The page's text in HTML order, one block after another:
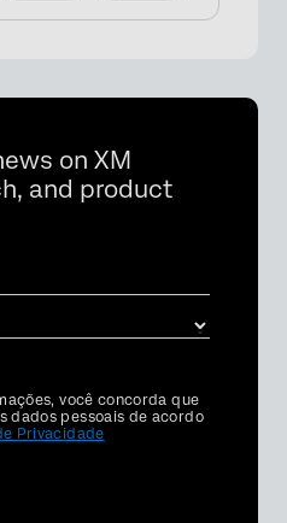
on XM
and product
você concorda que
dados pessoais de acordo
Privacidade